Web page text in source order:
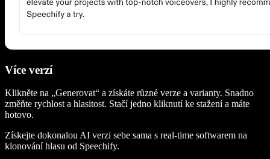
Více verzí
Klikněte na „Generovat“ a získáte různé verze a varianty. Snadno
změňte rychlost a hlasitost. Stačí jedno kliknutí ke stažení a máte
hotovo.
Získejte dokonalou AI verzi sebe sama s real-time softwarem na
klonování hlasu od Speechify.